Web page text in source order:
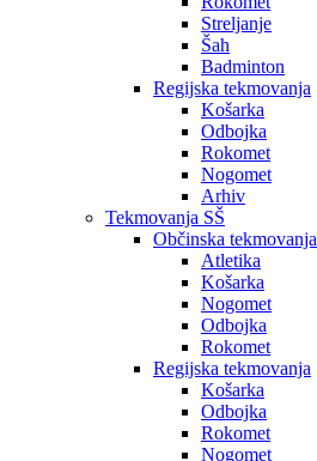
Streljanje
Šah
Badminton
Regijska tekmovanja
Košarka
Odbojka
Rokomet
Nogomet
Arhiv
Tekmovanja SŠ
Občinska tekmovanja
Atletika
Košarka
Nogomet
Odbojka
Rokomet
Regijska tekmovanja
Košarka
Odbojka
Rokomet
Nogomet